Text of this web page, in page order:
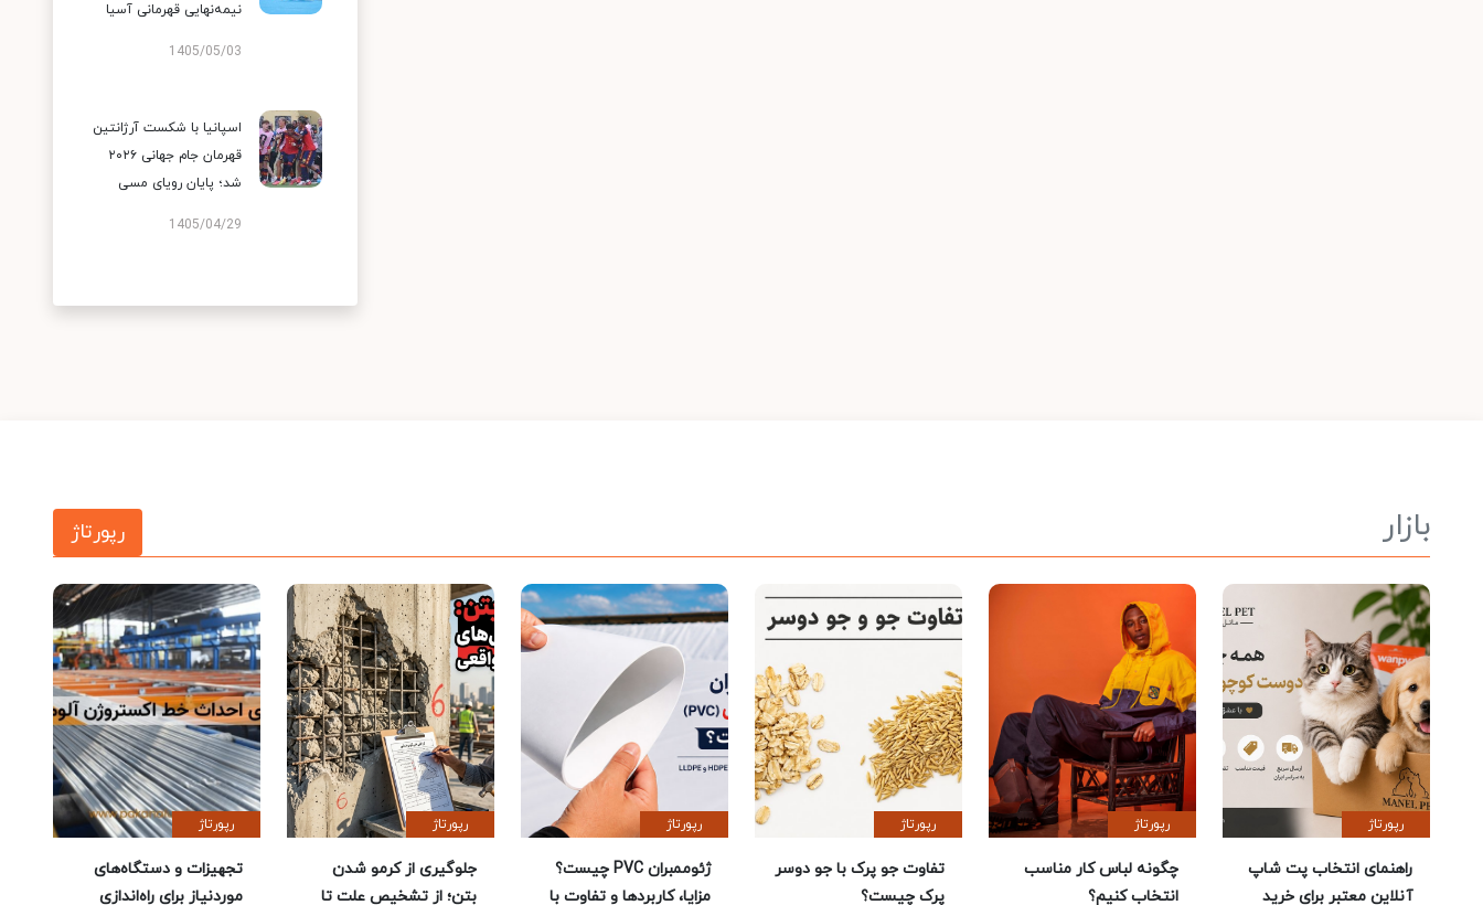
نیمه‌نهایی قهرمانی آسیا
1405/05/03
اسپانیا با شکست آرژانتین
قهرمان جام جهانی ۲۰۲۶
شد؛ پایان رویای مسی
1405/04/29
بازار رپورتاژ
رپورتاژ
راهنمای انتخاب پت شاپ
آنلاین معتبر برای خرید
رپورتاژ
چگونه لباس کار مناسب
انتخاب کنیم؟
رپورتاژ
تفاوت جو پرک با جو دوسر
پرک چیست؟
رپورتاژ
ژئوممبران PVC چیست؟
مزایا، کاربردها و تفاوت با
رپورتاژ
جلوگیری از کرمو شدن
بتن؛ از تشخیص علت تا
رپورتاژ
تجهیزات و دستگاه‌های
موردنیاز برای راه‌اندازی